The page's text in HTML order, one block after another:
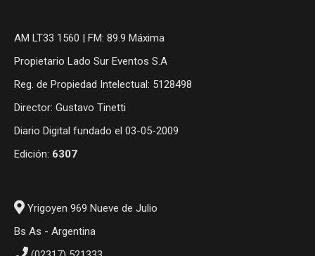
AM LT33 1560 | FM: 89.9 Máxima
Propietario Lado Sur Eventos S.A
Reg. de Propiedad Intelectual: 5128498
Director: Gustavo Tinetti
Diario Digital fundado el 03-05-2009
Edición: 6307
Yrigoyen 969 Nueve de Julio
Bs As - Argentina